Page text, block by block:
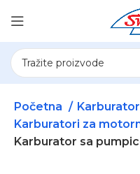
Početna
Karburatori za
Karburator sa